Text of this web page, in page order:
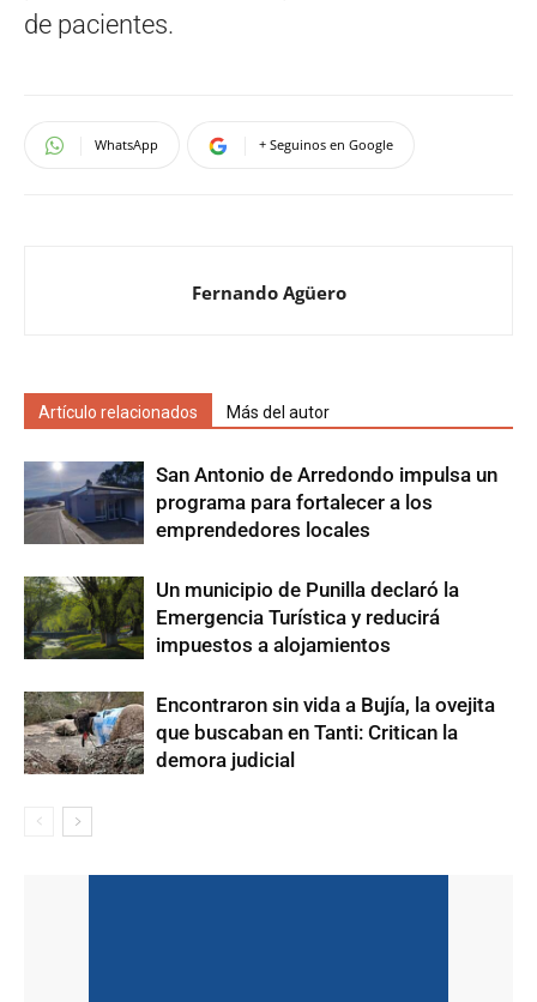
de pacientes.
WhatsApp + Seguinos en Google
Fernando Agüero
Artículo relacionados Más del autor
San Antonio de Arredondo impulsa un
programa para fortalecer a los
emprendedores locales
Un municipio de Punilla declaró la
Emergencia Turística y reducirá
impuestos a alojamientos
Encontraron sin vida a Bujía, la ovejita
que buscaban en Tanti: Critican la
demora judicial